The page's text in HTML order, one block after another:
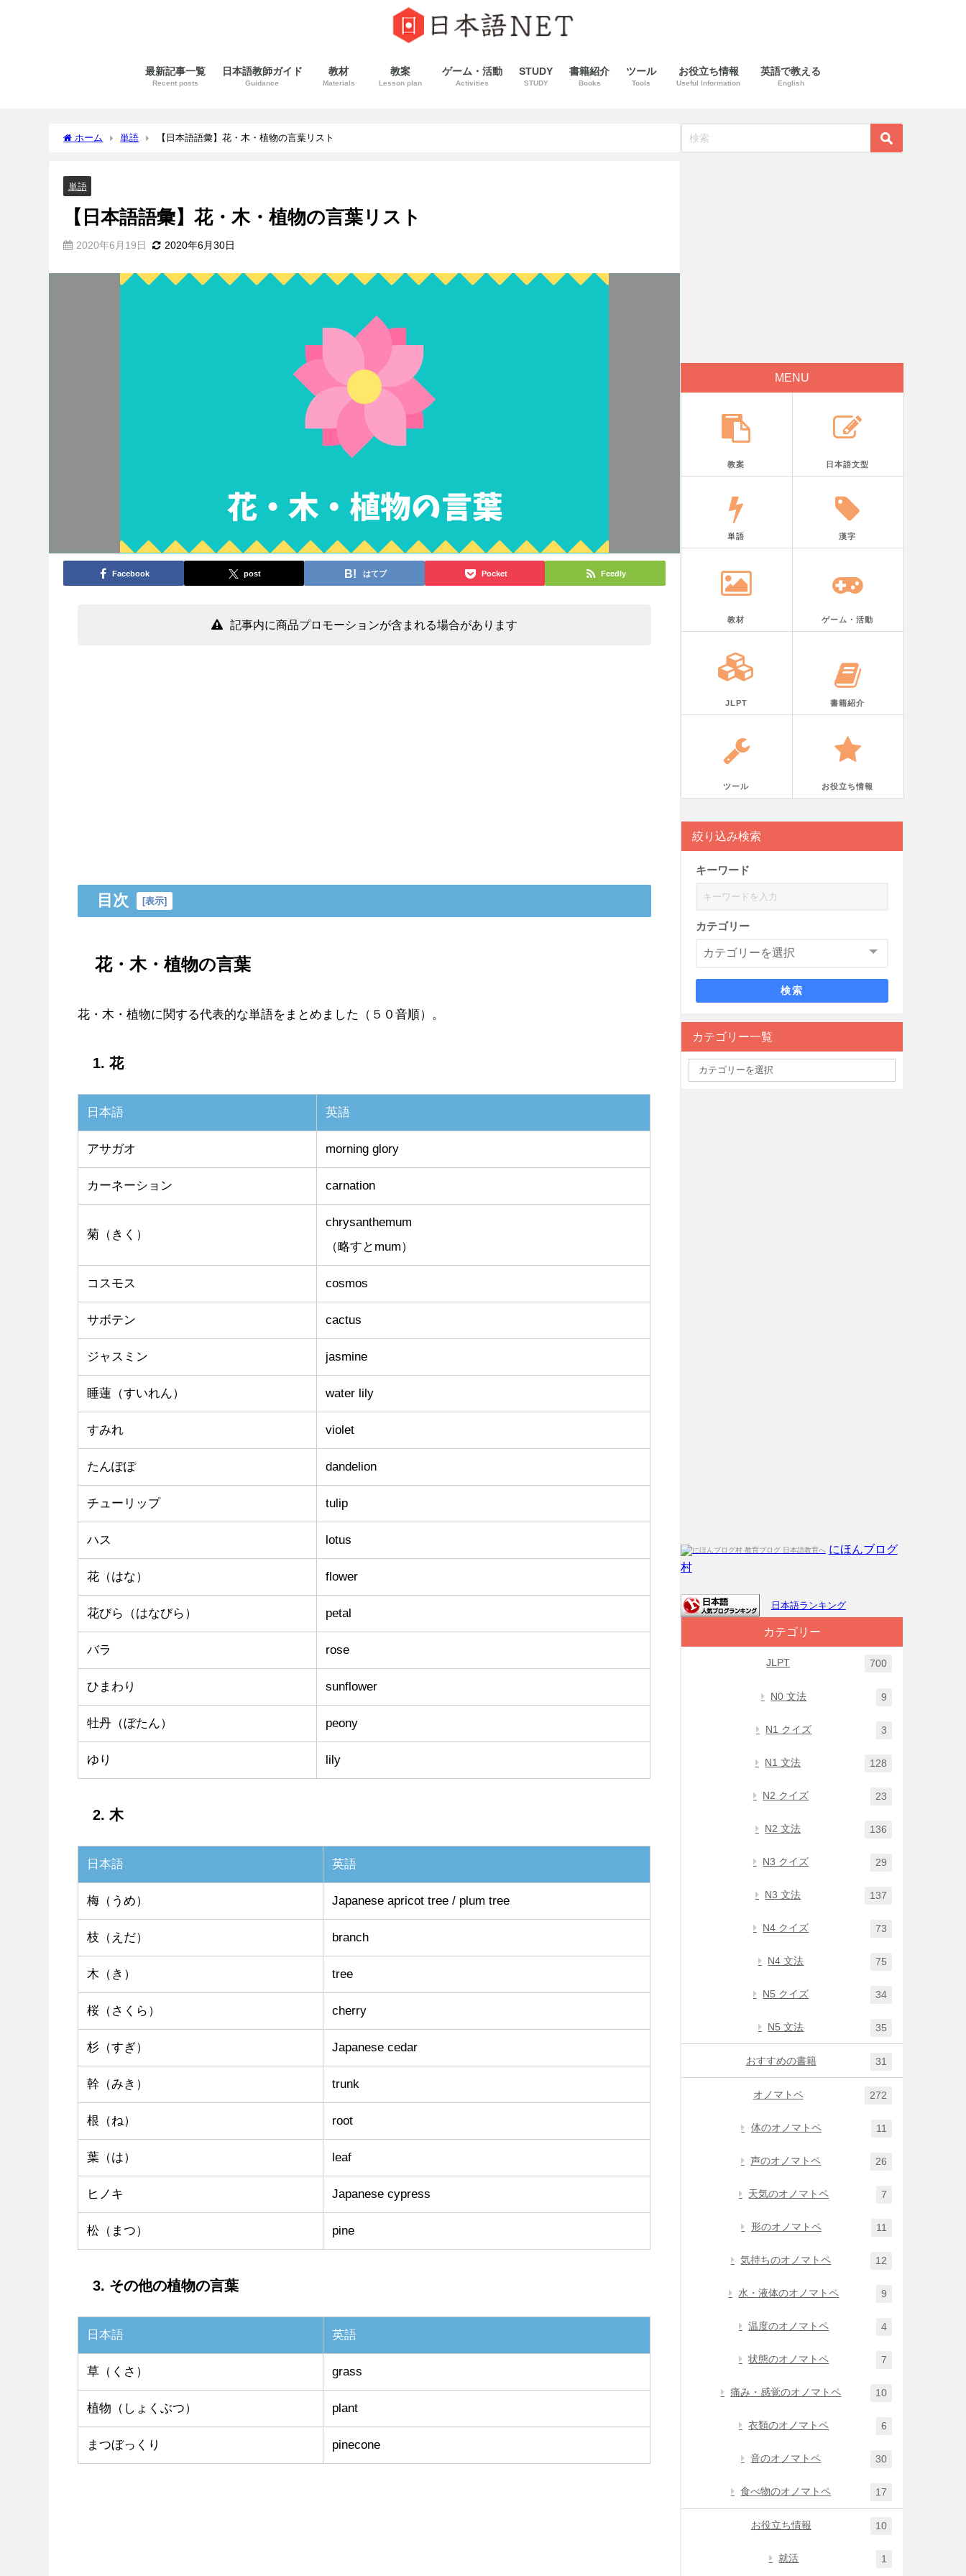
最新記事一覧
Recent posts
日本語教師ガイド
Guidance
教材
Materials
教案
Lesson plan
ゲーム・活動
Activities
STUDY
STUDY
書籍紹介
Books
ツール
Tools
お役立ち情報
Useful Information
英語で教える
English
ホーム 単語 【日本語語彙】花・木・植物の言葉リスト
単語
【日本語語彙】花・木・植物の言葉リスト
2020年6月19日 2020年6月30日
Facebook post はてブ Pocket Feedly
記事内に商品プロモーションが含まれる場合があります
目次 [表示]
花・木・植物の言葉
花・木・植物に関する代表的な単語をまとめました（５０音順）。
1. 花
日本語 英語
アサガオ morning glory
カーネーション carnation
菊（きく）
chrysanthemum
（略すとmum）
コスモス cosmos
サボテン cactus
ジャスミン jasmine
睡蓮（すいれん） water lily
すみれ violet
たんぽぽ dandelion
チューリップ tulip
ハス lotus
花（はな） flower
花びら（はなびら） petal
バラ rose
ひまわり sunflower
牡丹（ぼたん） peony
ゆり lily
2. 木
日本語 英語
梅（うめ） Japanese apricot tree / plum tree
枝（えだ） branch
木（き） tree
桜（さくら） cherry
杉（すぎ） Japanese cedar
幹（みき） trunk
根（ね） root
葉（は） leaf
ヒノキ Japanese cypress
松（まつ） pine
3. その他の植物の言葉
日本語 英語
草（くさ） grass
植物（しょくぶつ） plant
まつぼっくり pinecone
MENU
教案 日本語文型
単語 漢字
教材 ゲーム・活動
JLPT 書籍紹介
ツール お役立ち情報
絞り込み検索
キーワード
カテゴリー
検索
カテゴリー一覧
にほんブログ
村
日本語ランキング
カテゴリー
JLPT 700
N0 文法 9
N1 クイズ 3
N1 文法 128
N2 クイズ 23
N2 文法 136
N3 クイズ 29
N3 文法 137
N4 クイズ 73
N4 文法 75
N5 クイズ 34
N5 文法 35
おすすめの書籍 31
オノマトペ 272
体のオノマトペ 11
声のオノマトペ 26
天気のオノマトペ 7
形のオノマトペ 11
気持ちのオノマトペ 12
水・液体のオノマトペ 9
温度のオノマトペ 4
状態のオノマトペ 7
痛み・感覚のオノマトペ 10
衣類のオノマトペ 6
音のオノマトペ 30
食べ物のオノマトペ 17
お役立ち情報 10
就活 1